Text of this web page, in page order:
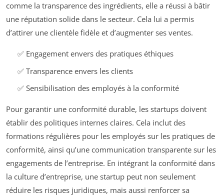
comme la transparence des ingrédients, elle a réussi à bâtir
une réputation solide dans le secteur. Cela lui a permis
d’attirer une clientèle fidèle et d’augmenter ses ventes.
✅ Engagement envers des pratiques éthiques
✅ Transparence envers les clients
✅ Sensibilisation des employés à la conformité
Pour garantir une conformité durable, les startups doivent
établir des politiques internes claires. Cela inclut des
formations régulières pour les employés sur les pratiques de
conformité, ainsi qu’une communication transparente sur les
engagements de l’entreprise. En intégrant la conformité dans
la culture d’entreprise, une startup peut non seulement
réduire les risques juridiques, mais aussi renforcer sa